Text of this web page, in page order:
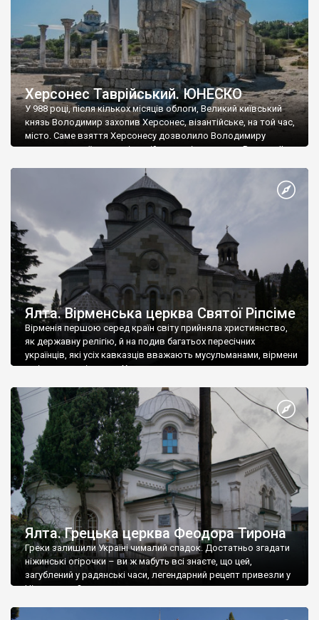
Херсонес Таврійський. ЮНЕСКО
У 988 році, після кількох місяців облоги, Великий київський
князь Володимир захопив Херсонес, візантійське, на той час,
місто. Саме взяття Херсонесу дозволило Володимиру
диктувати свої умови візантійському імператору Василю ІІ, та
Херсонесі Володимир-язичник, став Василем-християнином.
А потім було Хрещення Русі. На честь Херсонесу Таврійського
Ялта. Вірменська церква Святої Ріпсіме
Вірменія першою серед країн світу прийняла християнство,
як державну релігію, й на подив багатьох пересічних
українців, які усіх кавказців вважають мусульманами, вірмени
є відданими вірянами Христа
Ялта. Грецька церква Феодора Тирона
Греки залишили Україні чималий спадок. Достатньо згадати
ніжинські огірочки – ви ж мабуть всі знаєте, що цей,
загублений у радянські часи, легендарний рецепт привезли у
Ніжин греки?